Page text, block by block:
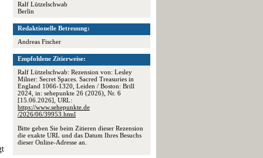
Ralf Lützelschwab
Berlin
Redaktionelle Betreuung:
Andreas Fischer
Empfohlene Zitierweise:
Ralf Lützelschwab: Rezension von: Lesley
Milner: Secret Spaces. Sacred Treasuries in
England 1066-1320, Leiden / Boston: Brill
2024, in: sehepunkte 26 (2026), Nr. 6
[15.06.2026], URL:
https://www.sehepunkte.de
/2026/06/39953.html
Bitte geben Sie beim Zitieren dieser Rezension
die exakte URL und das Datum Ihres Besuchs
dieser Online-Adresse an.